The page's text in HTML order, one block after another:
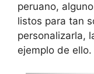
peruano,
listos para tan
personalizarla,
ejemplo de ello.